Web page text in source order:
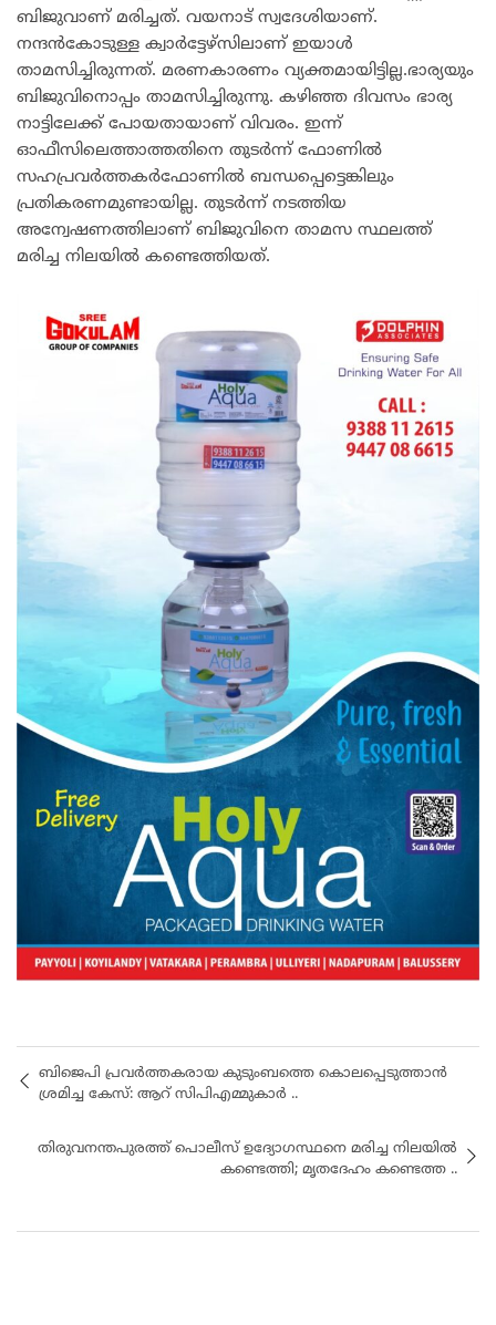
ബിജുവാണ് മരിച്ചത്. വയനാട് സ്വദേശിയാണ്.
നന്ദൻകോടുള്ള ക്വാര്‍ട്ടേഴ്‌സിലാണ് ഇയാള്‍
താമസിച്ചിരുന്നത്. മരണകാരണം വ്യക്തമായിട്ടില്ല.ഭാര്യയും
ബിജുവിനൊപ്പം താമസിച്ചിരുന്നു. കഴിഞ്ഞ ദിവസം ഭാര്യ
നാട്ടിലേക്ക് പോയതായാണ് വിവരം. ഇന്ന്
ഓഫീസിലെത്താത്തതിനെ തുടര്‍ന്ന് ഫോണില്‍
സഹപ്രവര്‍ത്തകര്‍ഫോണില്‍ ബന്ധപ്പെട്ടെങ്കിലും
പ്രതികരണമുണ്ടായില്ല. തുടര്‍ന്ന് നടത്തിയ
അന്വേഷണത്തിലാണ് ബിജുവിനെ താമസ സ്ഥലത്ത്
മരിച്ച നിലയില്‍ കണ്ടെത്തിയത്.
ബിജെപി പ്രവർത്തകരായ കുടുംബത്തെ കൊലപ്പെടുത്താൻ
ശ്രമിച്ച കേസ്: ആറ് സിപിഎമ്മുകാർ ..
തിരുവനന്തപുരത്ത് പൊലീസ് ഉദ്യോഗസ്ഥനെ മരിച്ച നിലയിൽ
കണ്ടെത്തി; മൃതദേഹം കണ്ടെത്ത ..